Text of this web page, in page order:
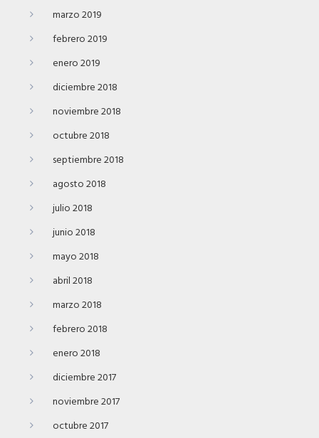
marzo 2019
febrero 2019
enero 2019
diciembre 2018
noviembre 2018
octubre 2018
septiembre 2018
agosto 2018
julio 2018
junio 2018
mayo 2018
abril 2018
marzo 2018
febrero 2018
enero 2018
diciembre 2017
noviembre 2017
octubre 2017